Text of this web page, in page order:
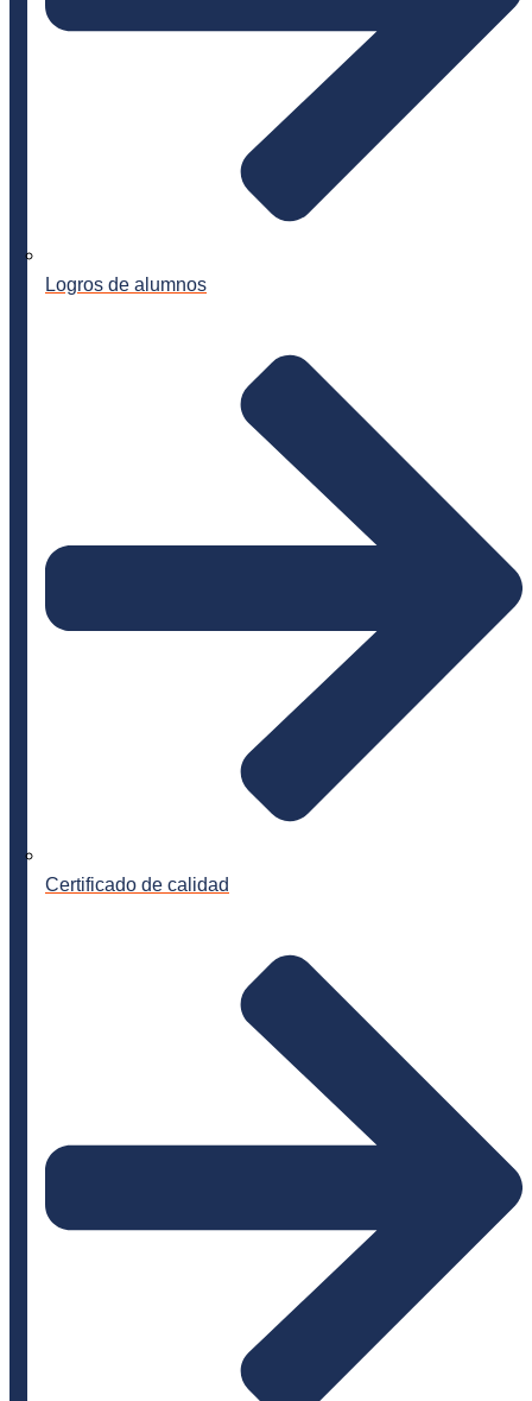
Logros de alumnos
Certificado de calidad